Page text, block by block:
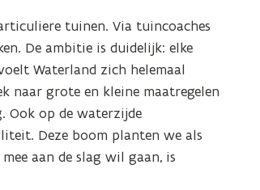
tuinen. Via tuincoaches
De ambitie is duidelijk: elke
Waterland zich helemaal
naar grote en kleine maatregelen
Ook op de waterzijde
Deze boom planten we als
aan de slag wil gaan, is